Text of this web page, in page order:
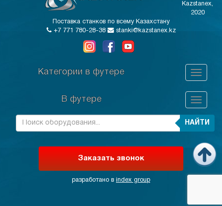
Kazstanex,
2020
Поставка станков по всему Казахстану
+7 771 780-28-38
stanki@kazstanex.kz
Категории в футере
В футере
НАЙТИ
Заказать звонок
разработано в index group